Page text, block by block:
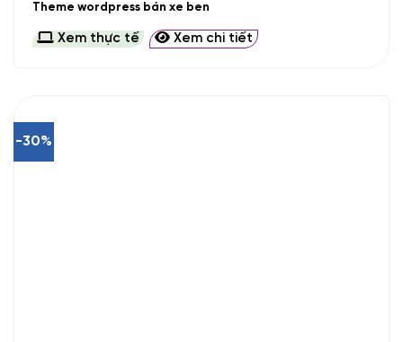
Theme wordpress bán xe ben
Xem thực tế Xem chi tiết
-30%